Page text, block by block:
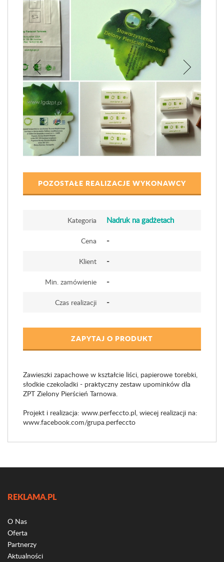
POZOSTAŁE REALIZACJE WYKONAWCY
Kategoria Nadruk na gadżetach
Cena -
Klient -
Min. zamówienie -
Czas realizacji -
ZAPYTAJ O PRODUKT
Zawieszki zapachowe w kształcie liści, papierowe torebki,
słodkie czekoladki - praktyczny zestaw upominków dla
ZPT Zielony Pierścień Tarnowa.
Projekt i realizacja: www.perfeccto.pl, wiecej realizacji na:
www.facebook.com/grupa.perfeccto
REKLAMA.PL
O Nas
Oferta
Partnerzy
Aktualności